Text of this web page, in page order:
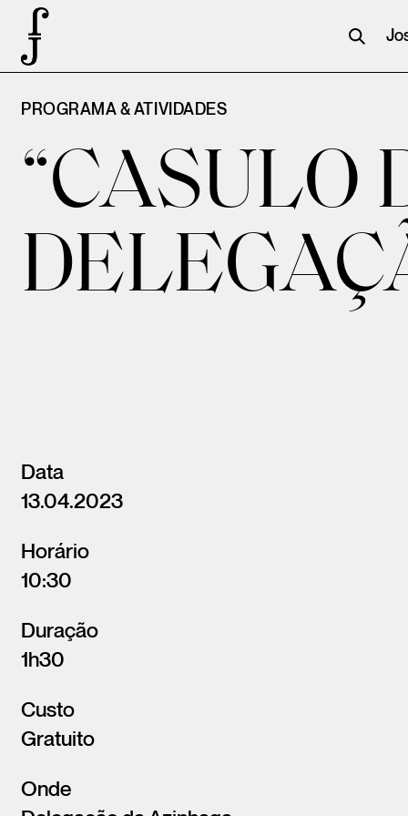
PROGRAMA & ATIVIDADES
“CASULO
Data
13.04.2023
Horário
10:30
Duração
1h30
Custo
Gratuito
Onde